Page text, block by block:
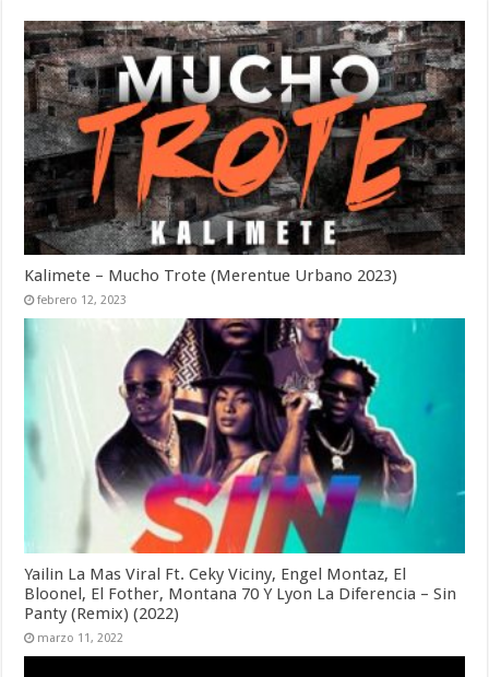
Kalimete – Mucho Trote (Merentue Urbano 2023)
febrero 12, 2023
Yailin La Mas Viral Ft. Ceky Viciny, Engel Montaz, El
Bloonel, El Fother, Montana 70 Y Lyon La Diferencia – Sin
Panty (Remix) (2022)
marzo 11, 2022